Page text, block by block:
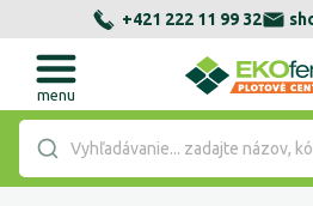
+421 222 11 99 32
menu
Vyhľadávanie... zadajte názov,